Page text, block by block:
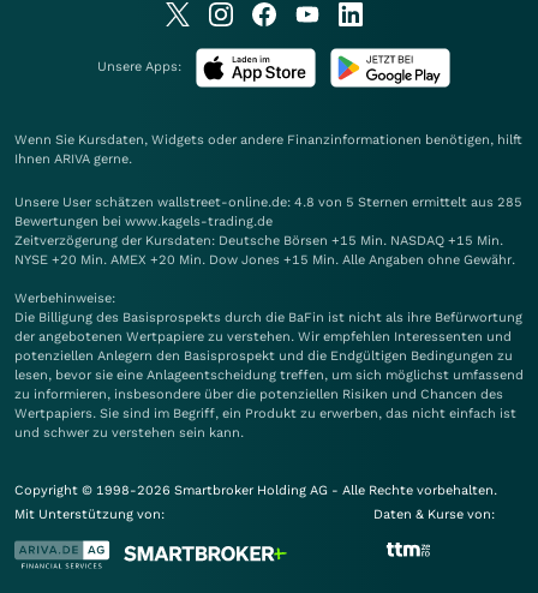
Unsere Apps:
Wenn Sie Kursdaten, Widgets oder andere Finanzinformationen benötigen, hilft
Ihnen ARIVA gerne.
Unsere User schätzen wallstreet-online.de: 4.8 von 5 Sternen ermittelt aus 285
Bewertungen bei www.kagels-trading.de
Zeitverzögerung der Kursdaten: Deutsche Börsen +15 Min. NASDAQ +15 Min.
NYSE +20 Min. AMEX +20 Min. Dow Jones +15 Min. Alle Angaben ohne Gewähr.
Werbehinweise:
Die Billigung des Basisprospekts durch die BaFin ist nicht als ihre Befürwortung
der angebotenen Wertpapiere zu verstehen. Wir empfehlen Interessenten und
potenziellen Anlegern den Basisprospekt und die Endgültigen Bedingungen zu
lesen, bevor sie eine Anlageentscheidung treffen, um sich möglichst umfassend
zu informieren, insbesondere über die potenziellen Risiken und Chancen des
Wertpapiers. Sie sind im Begriff, ein Produkt zu erwerben, das nicht einfach ist
und schwer zu verstehen sein kann.
Copyright © 1998-2026 Smartbroker Holding AG - Alle Rechte vorbehalten.
Mit Unterstützung von:
Daten & Kurse von: